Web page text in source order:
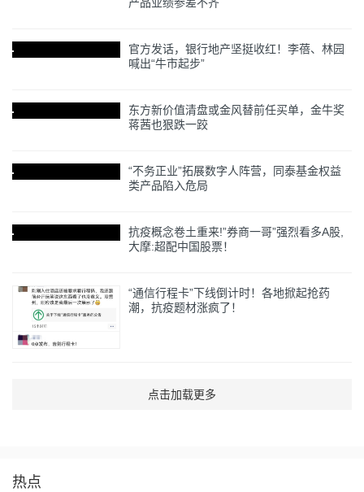
产品业绩参差不齐
官方发话，银行地产坚挺收红！李蓓、林园
喊出“牛市起步”
东方新价值清盘或金风替前任买单，金牛奖
蒋茜也狠跌一跤
“不务正业”拓展数字人阵营，同泰基金权益
类产品陷入危局
抗疫概念卷土重来!”券商一哥”强烈看多A股,
大摩:超配中国股票！
“通信行程卡”下线倒计时！各地掀起抢药
潮，抗疫题材涨疯了！
点击加载更多
热点